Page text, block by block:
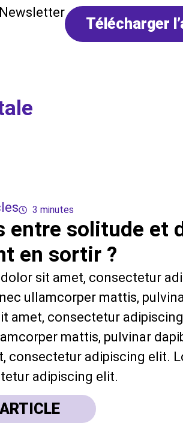
Newsletter
Télécharger
3 minutes
entre solitude et
en sortir ?
sit amet, consectetur
ullamcorper mattis,
amet, consectetur
mattis, pulvinar
consectetur adipiscing elit.
adipiscing elit.